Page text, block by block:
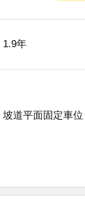
1.9年
坡道平面固定車位